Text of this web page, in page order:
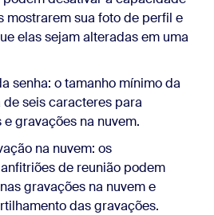
mostrarem sua foto de perfil e
elas sejam alteradas em uma
senha: o tamanho mínimo da
seis caracteres para
gravações na nuvem.
na nuvem: os
de reunião podem
gravações na nuvem e
das gravações.